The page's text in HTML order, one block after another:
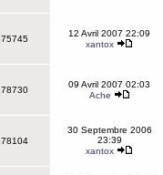
75745
12 Avril 2007 22:09
xantox
78730
09 Avril 2007 02:03
Ache
78104
30 Septembre 2006
23:39
xantox